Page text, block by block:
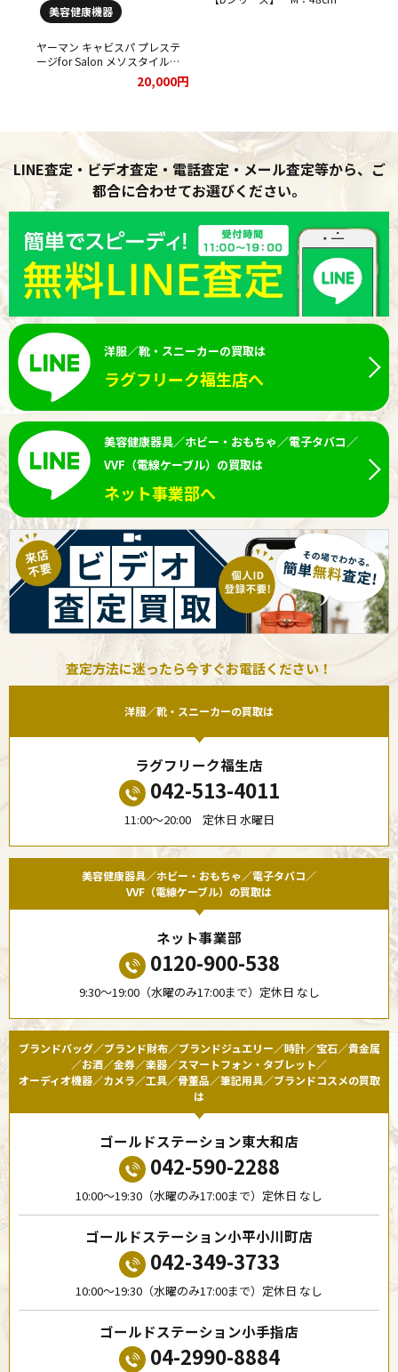
美容健康機器
ヤーマン キャビスパ プレステ
ージfor Salon メソスタイルプ
レミアセットをお買取りさせて
20,000円
LINE査定・ビデオ査定・電話査定・メール査定等から、ご
都合に合わせてお選びください。
洋服／靴・スニーカーの買取は
ラグフリーク福生店へ
美容健康器具／ホビー・おもちゃ／電子タバコ／
VVF（電線ケーブル）の買取は
ネット事業部へ
査定方法に迷ったら今すぐお電話ください！
洋服／靴・スニーカーの買取は
ラグフリーク福生店
042-513-4011
11:00〜20:00 定休日 水曜日
美容健康器具／ホビー・おもちゃ／電子タバコ／
VVF（電線ケーブル）の買取は
ネット事業部
0120-900-538
9:30〜19:00（水曜のみ17:00まで）定休日 なし
ブランドバッグ／ブランド財布／ブランドジュエリー／時計／宝石／貴金属
／お酒／金券／楽器／スマートフォン・タブレット／
オーディオ機器／カメラ／工具／骨董品／筆記用具／ブランドコスメの買取
は
ゴールドステーション東大和店
042-590-2288
10:00〜19:30（水曜のみ17:00まで）定休日 なし
ゴールドステーション小平小川町店
042-349-3733
10:00〜19:30（水曜のみ17:00まで）定休日 なし
ゴールドステーション小手指店
04-2990-8884